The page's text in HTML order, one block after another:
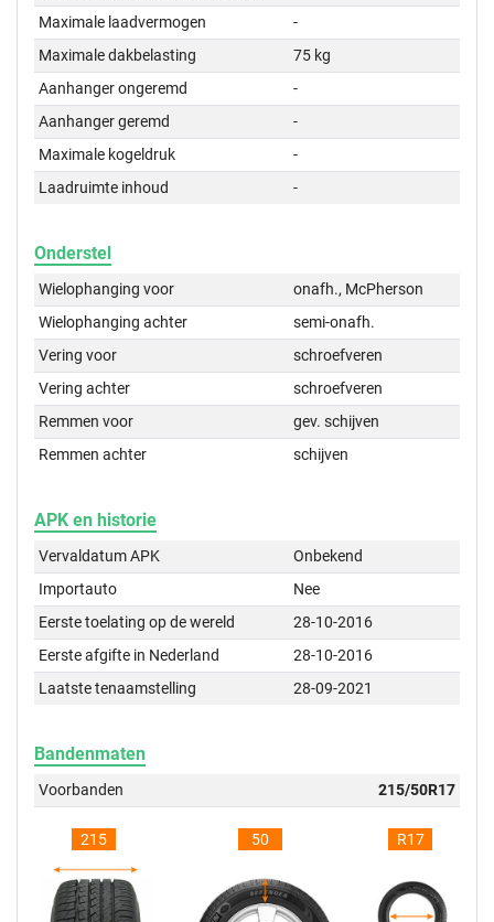
Maximale laadvermogen
-
Maximale dakbelasting
75 kg
Aanhanger ongeremd
-
Aanhanger geremd
-
Maximale kogeldruk
-
Laadruimte inhoud
-
Onderstel
Wielophanging voor
onafh., McPherson
Wielophanging achter
semi-onafh.
Vering voor
schroefveren
Vering achter
schroefveren
Remmen voor
gev. schijven
Remmen achter
schijven
APK en historie
Vervaldatum APK
Onbekend
Importauto
Nee
Eerste toelating op de wereld
28-10-2016
Eerste afgifte in Nederland
28-10-2016
Laatste tenaamstelling
28-09-2021
Bandenmaten
Voorbanden 215/50R17
215 50 R17